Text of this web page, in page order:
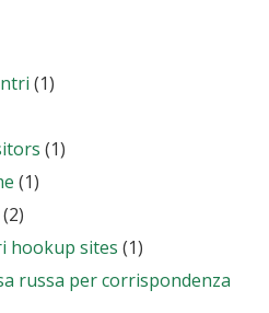
(1)
(1)
(1)
(2)
hookup sites (1)
russa per corrispondenza